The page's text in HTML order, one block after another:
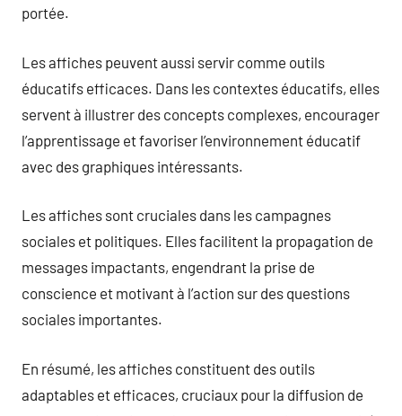
portée.
Les affiches peuvent aussi servir comme outils
éducatifs efficaces. Dans les contextes éducatifs, elles
servent à illustrer des concepts complexes, encourager
l’apprentissage et favoriser l’environnement éducatif
avec des graphiques intéressants.
Les affiches sont cruciales dans les campagnes
sociales et politiques. Elles facilitent la propagation de
messages impactants, engendrant la prise de
conscience et motivant à l’action sur des questions
sociales importantes.
En résumé, les affiches constituent des outils
adaptables et efficaces, cruciaux pour la diffusion de